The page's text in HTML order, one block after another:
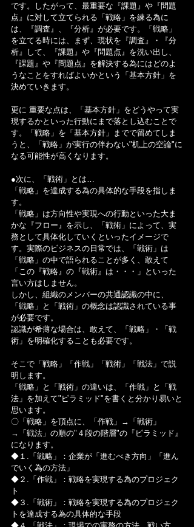
です。したがって、最重要な『課題』や『問題
点』に対して立てられる「戦略」を練る為に
は、『調査』、『分析』が必要です。「戦略」
を立てる時には、まず、現状を『調査』・『分
析』して、『課題』や『問題点』を洗い出し、
『課題』や『問題点』を解決する為にはどのよ
うなことをすればよいかという「基本方針」を
決めていきます。
更に 重要な点は、「基本方針」をどうやって実
現するかといった行動にまで落とし込むことで
す。「戦略」を「基本方針」までで留めてしま
うと、「戦略」が実行の伴わない"机上の空論"に
なる可能性が高くなります。
●次に、「戦術」とは…
「戦略」を達成する為の具体的な手段を指しま
す。
「戦略」は方向性や実現への行動といった大ま
かな『フロー』を示し、「戦術」によって、実
務として具体化していくといったイメージで
す。実際のビジネスの日常では、「戦術」は
「戦略」の中で語られることが多く、敢えて
「この『戦略』の『戦術』は・・・」といった
言い方はしません。
しかし、組織のメンバーの共通認識の中に、
「戦略」と「戦術」の概念は認識されている事
が必要です。
認識が希薄な場合は、敢えて、「戦略」・「戦
術」を明確化することも必要です。
そこで「戦略」「作戦」「戦術」「戦法」で説
明します。
「戦略」と「戦術」の違いは、「作戦」と「戦
法」を加えて"ピラミッド"を書くと分かり易いと
思います。
〇「戦略」を頂点に、「作戦」→「戦術」
→「戦法」の順の"４段の階層"の『ピラミッド』
になります。
◆１.「戦略」：企業が「進むべき方向」「進ん
でいく為の方法」
◆２.「作戦」：戦略を実現する為のプロジェク
ト
◆３.「戦術」：戦略を実現する為のプロジェク
トを達成する為の具体的な手段